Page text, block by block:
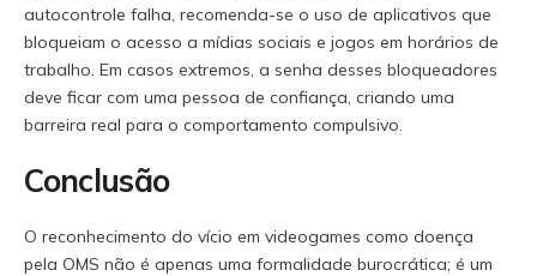
autocontrole falha, recomenda-se o uso de aplicativos que
bloqueiam o acesso a mídias sociais e jogos em horários de
trabalho. Em casos extremos, a senha desses bloqueadores
deve ficar com uma pessoa de confiança, criando uma
barreira real para o comportamento compulsivo.
Conclusão
O reconhecimento do vício em videogames como doença
pela OMS não é apenas uma formalidade burocrática; é um